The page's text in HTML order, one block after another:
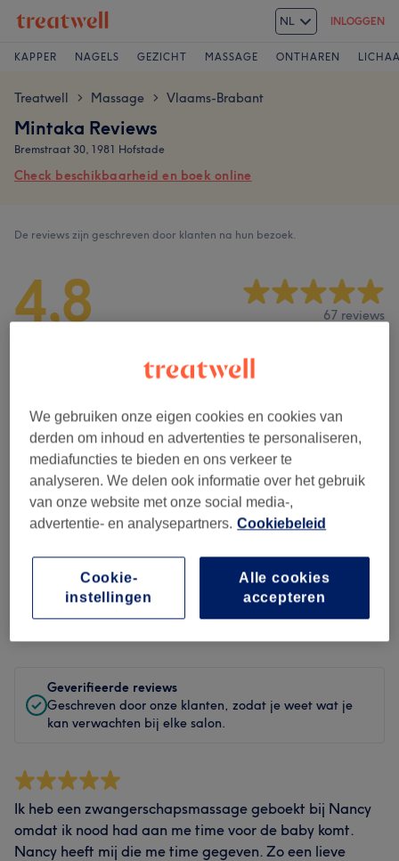
NL INLOGGEN
KAPPER NAGELS GEZICHT MASSAGE ONTHAREN
Treatwell > Massage > Vlaams-Brabant
Mintaka Reviews
Bremstraat 30, 1981 Hofstade
Check beschikbaarheid en boek online
De reviews zijn geschreven door klanten na hun bezoek.
4,8 67 reviews
Medewerkers
Reviews filteren
Behandeling Alle behandelingen
Geverifieerde reviews
Geschreven door onze klanten, zodat je weet wat je
kan verwachten bij elke salon.
Ik heb een zwangerschapsmassage geboekt bij Nancy
omdat ik nood had aan me time voor de baby komt.
Nancy heeft mij die me time gegeven. Zo een lieve
We gebruiken onze eigen cookies en cookies van
derden om inhoud en advertenties te personaliseren,
mediafuncties te bieden en ons verkeer te
analyseren. We delen ook informatie over het gebruik
van onze website met onze social media-,
advertentie- en analysepartners. Cookiebeleid
Alle cookies
accepteren
Cookie-
instellingen